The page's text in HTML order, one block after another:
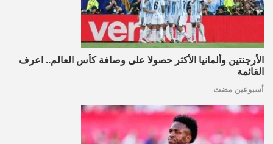
الأرجنتين وألمانيا الأكثر حصولا على وصافة كأس العالم.. اعرف
القائمة
أسبوعين مضت